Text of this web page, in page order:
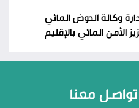
وكالة الحوض المائي
المائي بالإقليم
تواصل معنا